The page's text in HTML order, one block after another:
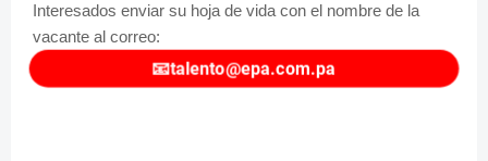
Interesados enviar su hoja de vida con el nombre de la
vacante al correo:
📧talento@epa.com.pa